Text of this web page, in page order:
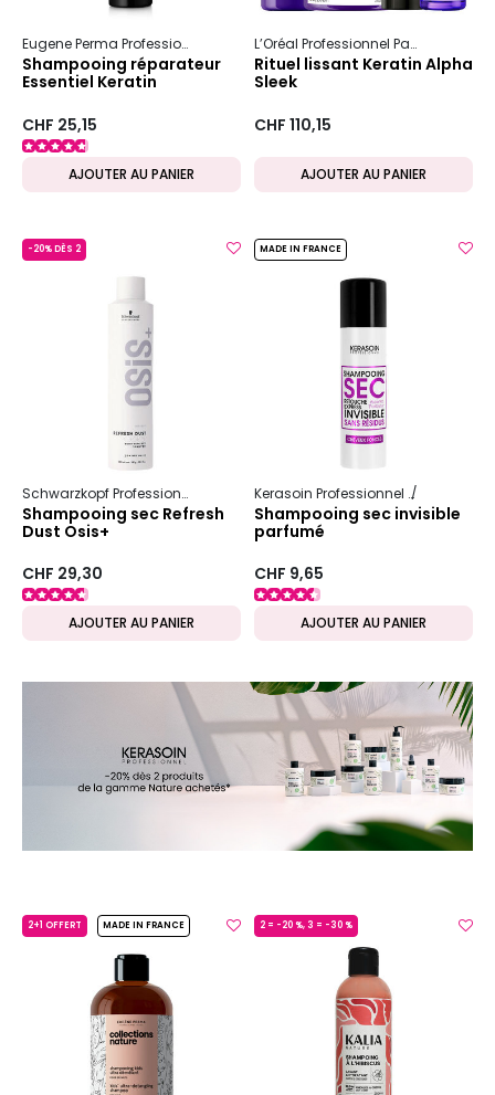
Eugene Perma Professionnel Essentiel Keratin
Shampooing réparateur
Essentiel Keratin
CHF 25,15
AJOUTER AU PANIER
L’Oréal Professionnel Paris
Rituel lissant Keratin Alpha
Sleek
CHF 110,15
AJOUTER AU PANIER
-20% DÈS 2
Schwarzkopf Professional Shampooing sec
Shampooing sec Refresh
Dust Osis+
CHF 29,30
AJOUTER AU PANIER
MADE IN FRANCE
Kerasoin Professionnel
Shampooing sec invisible
parfumé
CHF 9,65
AJOUTER AU PANIER
2+1 OFFERT MADE IN FRANCE 2 = -20 %, 3 = -30 %